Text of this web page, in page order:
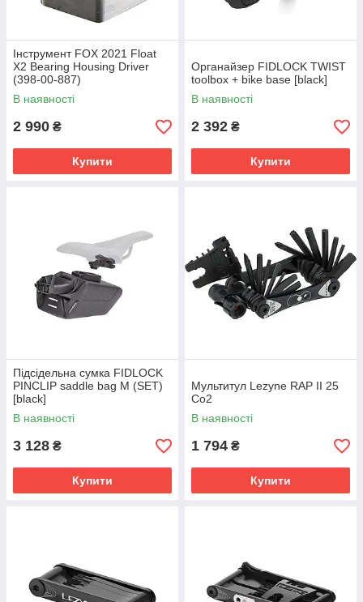
Інструмент FOX 2021 Float
X2 Bearing Housing Driver
(398-00-887)
В наявності
2 990 ₴
Купити
Органайзер FIDLOCK TWIST
toolbox + bike base [black]
В наявності
2 392 ₴
Купити
Підсідельна сумка FIDLOCK
PINCLIP saddle bag M (SET)
[black]
В наявності
3 128 ₴
Купити
Мультитул Lezyne RAP II 25
Co2
В наявності
1 794 ₴
Купити